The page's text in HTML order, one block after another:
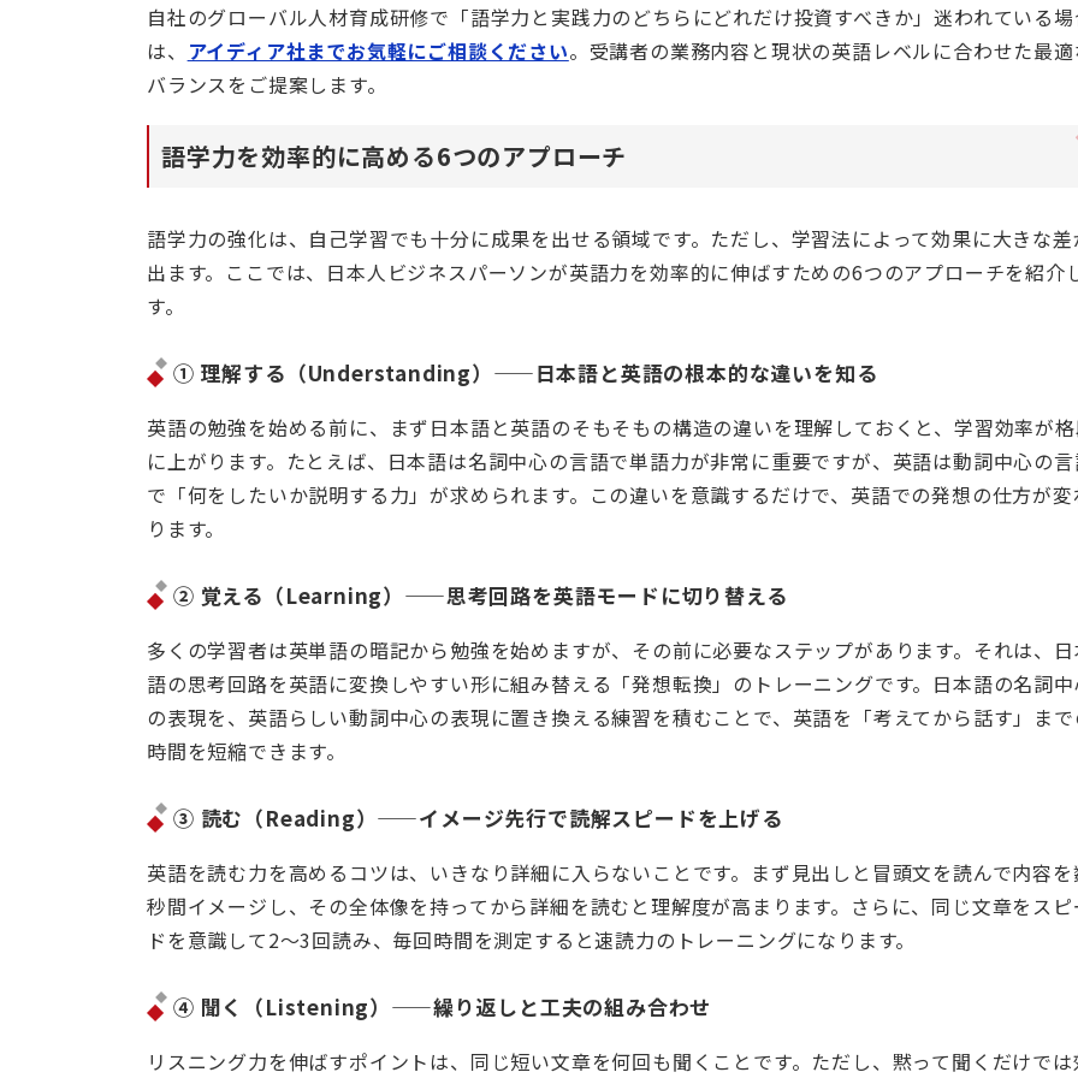
自社のグローバル人材育成研修で「語学力と実践力のどちらにどれだけ投資すべきか」迷われている
は、 アイディア社までお気軽にご相談ください。受講者の業務内容と現状の英語レベルに合わせた最適
バランスをご提案します。
語学力を効率的に高める6つのアプローチ
語学力の強化は、自己学習でも十分に成果を出せる領域です。ただし、学習法によって効果に大きな差
出ます。ここでは、日本人ビジネスパーソンが英語力を効率的に伸ばすための6つのアプローチを紹介
す。
① 理解する（Understanding）——日本語と英語の根本的な違いを知る
英語の勉強を始める前に、まず日本語と英語のそもそもの構造の違いを理解しておくと、学習効率が
に上がります。たとえば、日本語は名詞中心の言語で単語力が非常に重要ですが、英語は動詞中心の
で「何をしたいか説明する力」が求められます。この違いを意識するだけで、英語での発想の仕方が変
ります。
② 覚える（Learning）——思考回路を英語モードに切り替える
多くの学習者は英単語の暗記から勉強を始めますが、その前に必要なステップがあります。それは、日
語の思考回路を英語に変換しやすい形に組み替える「発想転換」のトレーニングです。日本語の名詞
の表現を、英語らしい動詞中心の表現に置き換える練習を積むことで、英語を「考えてから話す」まで
時間を短縮できます。
③ 読む（Reading）——イメージ先行で読解スピードを上げる
英語を読む力を高めるコツは、いきなり詳細に入らないことです。まず見出しと冒頭文を読んで内容を
秒間イメージし、その全体像を持ってから詳細を読むと理解度が高まります。さらに、同じ文章をスピ
ドを意識して2〜3回読み、毎回時間を測定すると速読力のトレーニングになります。
④ 聞く（Listening）——繰り返しと工夫の組み合わせ
リスニング力を伸ばすポイントは、同じ短い文章を何回も聞くことです。ただし、黙って聞くだけでは